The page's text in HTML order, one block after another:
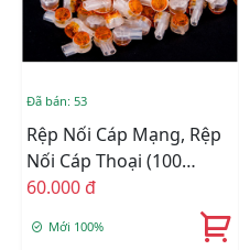
Đã bán: 53
Rệp Nối Cáp Mạng, Rệp
Nối Cáp Thoại (100
Hạt/bịch)
60.000 đ
Mới 100%